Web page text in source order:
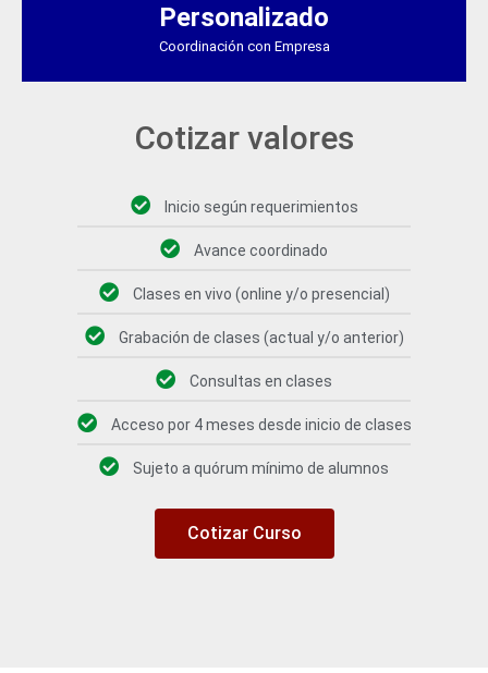
Personalizado
Coordinación con Empresa
Cotizar valores
Inicio según requerimientos
Avance coordinado
Clases en vivo (online y/o presencial)
Grabación de clases (actual y/o anterior)
Consultas en clases
Acceso por 4 meses desde inicio de clases
Sujeto a quórum mínimo de alumnos
Cotizar Curso